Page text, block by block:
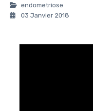
endometriose
03 Janvier 2018